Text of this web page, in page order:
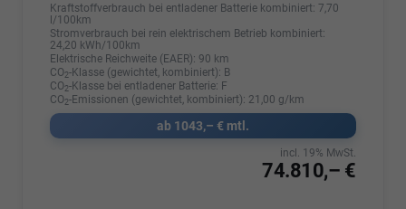
Kraftstoffverbrauch bei entladener Batterie kombiniert:7,70
l/100km
Stromverbrauch bei rein elektrischem Betrieb kombiniert:
24,20 kWh/100km
Elektrische Reichweite (EAER): 90 km
CO2-Klasse (gewichtet, kombiniert): B
CO2-Klasse bei entladener Batterie: F
CO2-Emissionen (gewichtet, kombiniert): 21,00 g/km
ab 1043,– € mtl.
74.810,– €
incl. 19% MwSt.